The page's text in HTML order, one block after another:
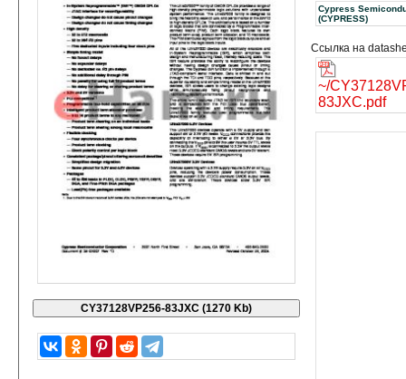
Cypress
(CYPRESS)
Ссылка на
~/
83JXC.pdf